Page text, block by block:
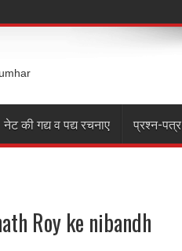
नेट की गद्य व पद्य रचनाए प्रश्न-पत्र
Roy ke nibandh